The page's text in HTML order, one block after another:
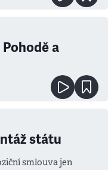
a
státu
smlouva jen